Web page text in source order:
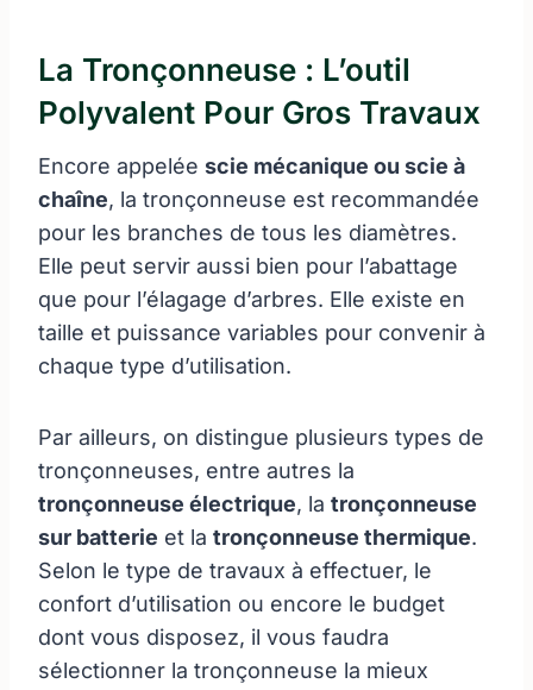
La Tronçonneuse : L’outil
Polyvalent Pour Gros Travaux
Encore appelée scie mécanique ou scie à
chaîne, la tronçonneuse est recommandée
pour les branches de tous les diamètres.
Elle peut servir aussi bien pour l’abattage
que pour l’élagage d’arbres. Elle existe en
taille et puissance variables pour convenir à
chaque type d’utilisation.
Par ailleurs, on distingue plusieurs types de
tronçonneuses, entre autres la
tronçonneuse électrique, la tronçonneuse
sur batterie et la tronçonneuse thermique.
Selon le type de travaux à effectuer, le
confort d’utilisation ou encore le budget
dont vous disposez, il vous faudra
sélectionner la tronçonneuse la mieux